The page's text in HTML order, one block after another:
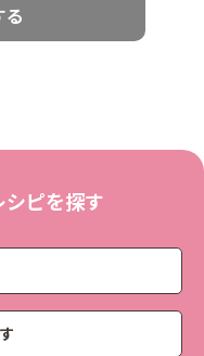
る
ピを探す